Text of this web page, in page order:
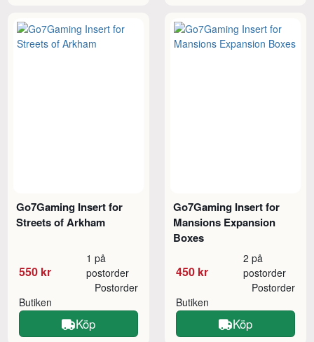
Go7Gaming Insert for
Streets of Arkham
550 kr
1 på
postorder
Butiken
Postorder
Köp
Go7Gaming Insert for
Mansions Expansion
Boxes
450 kr
2 på
postorder
Butiken
Postorder
Köp